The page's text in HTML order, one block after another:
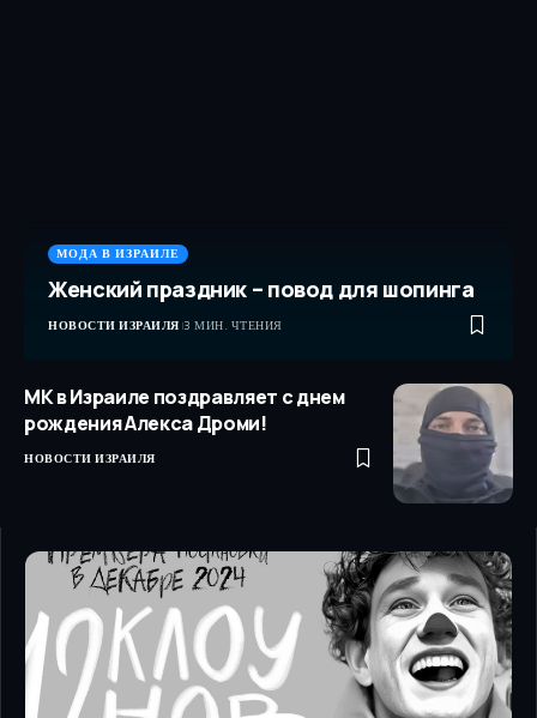
МОДА В ИЗРАИЛЕ
Женский праздник – повод для шопинга
НОВОСТИ ИЗРАИЛЯ 3 МИН. ЧТЕНИЯ
МК в Израиле поздравляет с днем
рождения Алекса Дроми!
НОВОСТИ ИЗРАИЛЯ